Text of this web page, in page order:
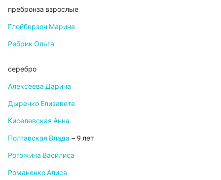
пребронза взрослые
Глойберзон Марина
Ребрик Ольга
серебро
Алексеева Дарина
Дыренко Елизавета
Киселевская Анна
Полтавская Влада – 9 лет
Рогожина Василиса
Романенко Алиса